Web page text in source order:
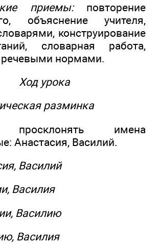
приемы:повторение
объяснение учителя,
конструирование
словарная работа,
речевыми нормами.
Ход урока
разминка
имена
Анастасия, Василий.
Василий
Василия
Василию
Василия